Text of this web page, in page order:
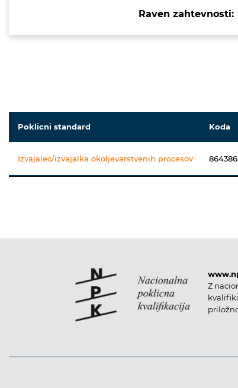
Raven zahtevnosti:
Poklicni standard Koda
Izvajalec/izvajalka okoljevarstvenih procesov
Z